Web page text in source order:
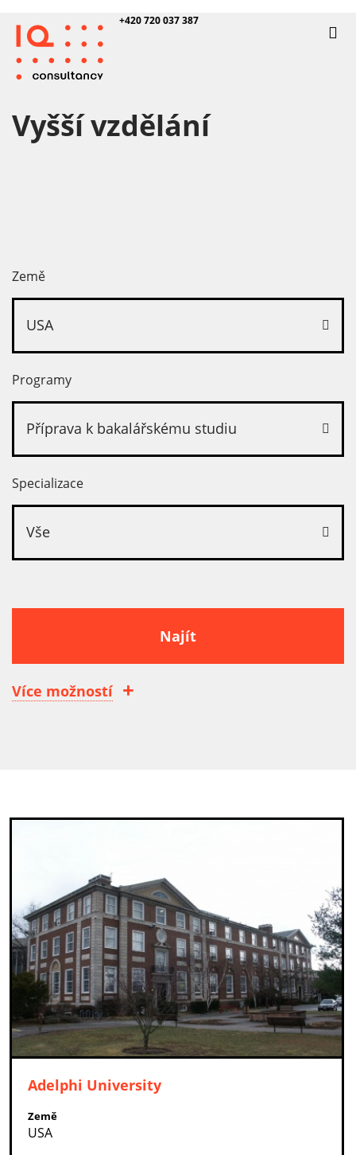
+420 720 037 387
Vyšší vzdělání
Země
USA
Programy
Příprava k bakalářskému studiu
Specializace
Vše
Najít
Více možností
Adelphi University
Země
USA